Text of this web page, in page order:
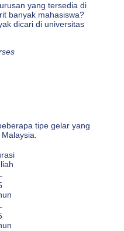
yang tersedia di
banyak mahasiswa?
dicari di universitas
tipe gelar yang